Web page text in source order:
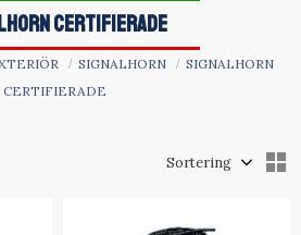
CERTIFIERADE
SIGNALHORN
SIGNALHORN
CERTIFIERADE